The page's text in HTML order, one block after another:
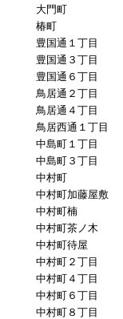
大門町
椿町
豊国通１丁目
豊国通３丁目
豊国通６丁目
鳥居通２丁目
鳥居通４丁目
鳥居西通１丁目
中島町１丁目
中島町３丁目
中村町
中村町加藤屋敷
中村町楠
中村町茶ノ木
中村町待屋
中村町２丁目
中村町４丁目
中村町６丁目
中村町８丁目